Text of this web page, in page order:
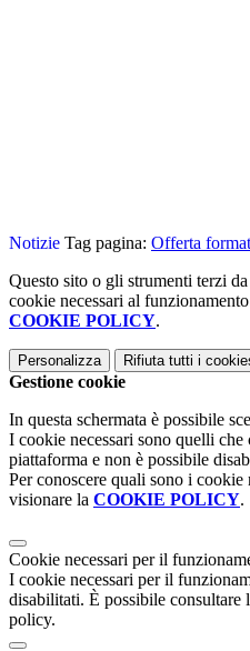
Notizie Tag pagina: Offerta
Questo sito o gli strumenti terzi
cookie necessari al
COOKIE POLICY.
Personalizza Rifiuta tutti i
Gestione cookie
In questa schermata è possibile
I cookie necessari sono quelli
piattaforma e non è possibile
Per conoscere quali sono i
visionare la COOKIE POLICY.
Cookie necessari per il
I cookie necessari per il
disabilitati. È possibile consultare
policy.